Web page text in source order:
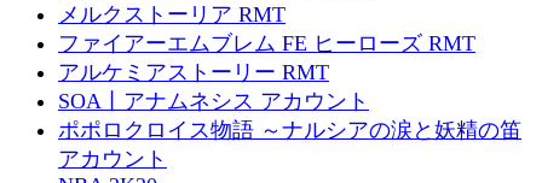
メルクストーリア RMT
ファイアーエムブレム FE ヒーローズ RMT
アルケミアストーリー RMT
SOA丨アナムネシス アカウント
ポポロクロイス物語 ～ナルシアの涙と妖精の笛
アカウント